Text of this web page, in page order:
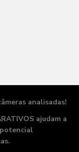
analisadas!
ajudam a